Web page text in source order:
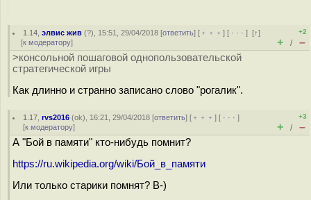
1.14 ,элвис жив (?), 15:51, 29/04/2018 [ответить] [ ﹢﹢﹢] [ · · ·][↑]
[к модератору]
+2
+ / –
>консольной пошаговой однопользовательской
стратегической игры
Как длинно и странно записано слово "рогалик".
1.17 ,rvs2016 (ok), 16:21, 29/04/2018 [ответить] [ ﹢﹢﹢] [ · · ·]
[к модератору]
+3
+ / –
А "Бой в памяти" кто-нибудь помнит?
https://ru.wikipedia.org/wiki/Бой_в_памяти
Или только старики помнят? В-)